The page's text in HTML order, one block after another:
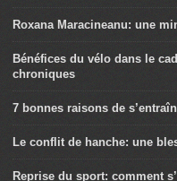
Roxana Maracineanu: une
Bénéfices du vélo dans le
chroniques
7 bonnes raisons de
Le conflit de hanche: une
Reprise du sport: comment